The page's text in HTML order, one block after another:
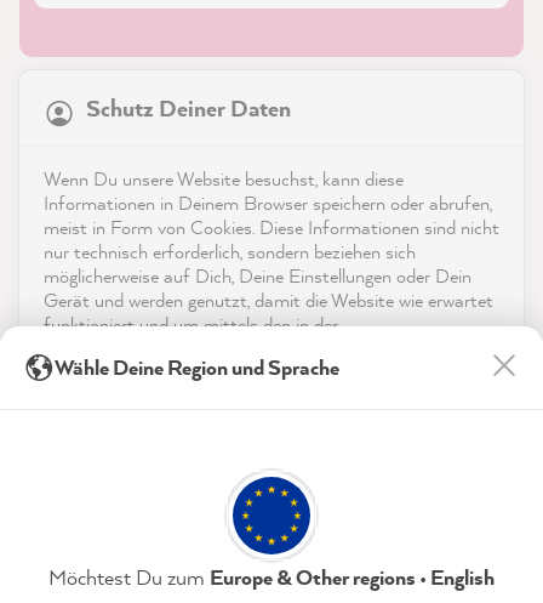
Service
Kontakt
Schutz Deiner Daten
Wenn Du unsere Website besuchst, kann diese
Informationen in Deinem Browser speichern oder abrufen,
meist in Form von Cookies. Diese Informationen sind nicht
nur technisch erforderlich, sondern beziehen sich
möglicherweise auf Dich, Deine Einstellungen oder Dein
Gerät und werden genutzt, damit die Website wie erwartet
funktioniert und um mittels den in der
der Webseite für deren Optimierung zu analysieren sowie
(jederzeit widerruflich) diesen Datenverarbeitungen
Datenschutzerklärung Impressum Einstellungen
21.835Bewertungen
reviews-io
Verifizierter Kunde
Zum Versiegeln - MissPompadour Versiegelung
Kreidefarbe bleibt erhalten, aber die
Lebensdauer und Widerstandskraft der
gestrichenen Möbel wird deutlich erhöht -
unverzichtbar wenn man Kinder hat :)
Teilen
Twitter
Facebook
Wähle Deine Region und Sprache
Möchtest Du zum Europe & Other regions • English